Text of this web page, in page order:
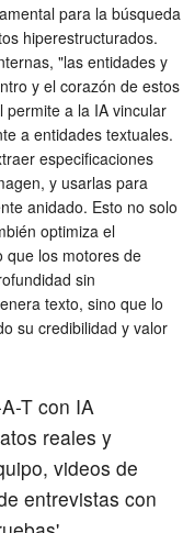
para la búsqueda
hiperestructurados.
"las entidades y
y el corazón de estos
permite a la IA vincular
a entidades textuales.
especificaciones
y usarlas para
anidado. Esto no solo
optimiza el
que los motores de
sin
texto, sino que lo
su credibilidad y valor
T con IA
reales y
videos de
entrevistas con